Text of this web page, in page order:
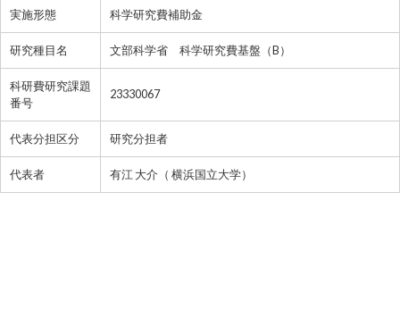
実施形態 科学研究費補助金
研究種目名 文部科学省 科学研究費基盤（B）
科研費研究課題
番号
23330067
代表分担区分 研究分担者
代表者 有江 大介（ 横浜国立大学）